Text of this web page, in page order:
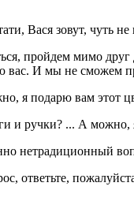
Вася зовут, чуть
пройдем мимо друг
И мы не сможем
я подарю вам этот
и ручки? ... А
нетрадиционный
ответьте,